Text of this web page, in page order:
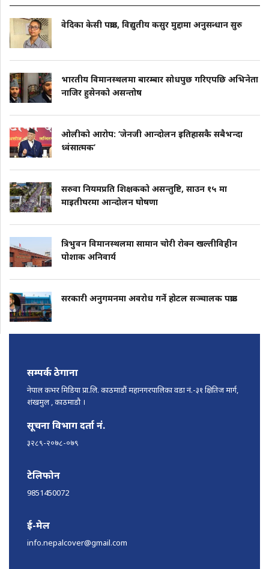
वेदिका केसी पक्राउ, विद्युतीय कसुर मुद्दामा अनुसन्धान सुरु
भारतीय विमानस्थलमा बारम्बार सोधपुछ गरिएपछि अभिनेता
नाजिर हुसेनको असन्तोष
ओलीको आरोप: ‘जेनजी आन्दोलन इतिहासकै सबैभन्दा
ध्वंसात्मक’
सरुवा नियमप्रति शिक्षकको असन्तुष्टि, साउन १५ मा
माइतीघरमा आन्दोलन घोषणा
त्रिभुवन विमानस्थलमा सामान चोरी रोक्न खल्तीविहीन
पोशाक अनिवार्य
सरकारी अनुगमनमा अवरोध गर्ने होटल सञ्चालक पक्राउ
सम्पर्क ठेगाना
नेपाल कभर मिडिया प्रा.लि. काठमाडौं महानगरपालिका वडा नं.-३१ क्षितिज मार्ग,
शंखमुल , काठमाडौ ।
सूचना विभाग दर्ता नं.
३२८९-२०७८-०७९
टेलिफोन
9851450072
ई-मेल
info.nepalcover@gmail.com